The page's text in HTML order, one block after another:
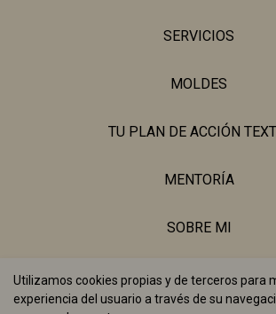
SERVICIOS
MOLDES
TU PLAN DE ACCIÓN
MENTORÍA
SOBRE MI
BLOG
Utilizamos cookies propias y de terceros para
experiencia del usuario a través de su